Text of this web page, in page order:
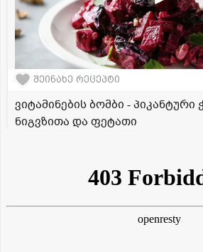
შეინახე რეცეპტი
ვიტამინების ბომბი -
ნიგვზითა და ფეტათი